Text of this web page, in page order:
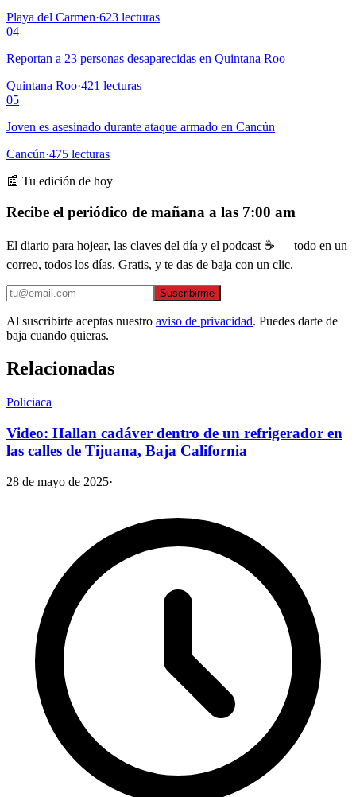
Playa del Carmen·623 lecturas
04
Reportan a 23 personas desaparecidas en Quintana Roo
Quintana Roo·421 lecturas
05
Joven es asesinado durante ataque armado en Cancún
Cancún·475 lecturas
📰 Tu edición de hoy
Recibe el periódico de mañana a las 7:00 am
El diario para hojear, las claves del día y el podcast ☕ — todo en un
correo, todos los días. Gratis, y te das de baja con un clic.
Suscribirme
Al suscribirte aceptas nuestro aviso de privacidad. Puedes darte de
baja cuando quieras.
Relacionadas
Policiaca
Video: Hallan cadáver dentro de un refrigerador en
las calles de Tijuana, Baja California
28 de mayo de 2025·